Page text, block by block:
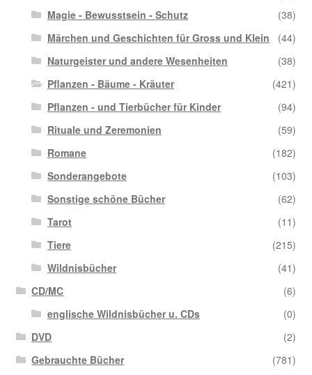
Magie - Bewusstsein - Schutz
(38)
Märchen und Geschichten für Gross und Klein
(44)
Naturgeister und andere Wesenheiten
(38)
Pflanzen - Bäume - Kräuter
(421)
Pflanzen - und Tierbücher für Kinder
(94)
Rituale und Zeremonien
(59)
Romane
(182)
Sonderangebote
(103)
Sonstige schöne Bücher
(62)
Tarot
(11)
Tiere
(215)
Wildnisbücher
(41)
CD/MC
(6)
englische Wildnisbücher u. CDs
(0)
DVD
(2)
Gebrauchte Bücher
(781)